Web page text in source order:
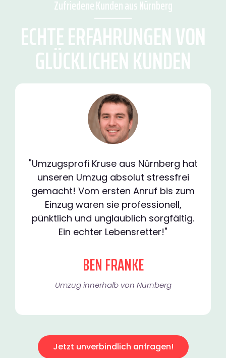
Zufriedene Kunden aus Nürnberg
ECHTE ERFAHRUNGEN VON
GLÜCKLICHEN KUNDEN
"Umzugsprofi Kruse aus Nürnberg hat
unseren Umzug absolut stressfrei
gemacht! Vom ersten Anruf bis zum
Einzug waren sie professionell,
pünktlich und unglaublich sorgfältig.
Ein echter Lebensretter!"
BEN FRANKE
Umzug innerhalb von Nürnberg​
Jetzt unverbindlich anfragen!